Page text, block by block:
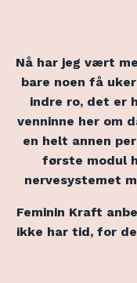
Nå har jeg vært
bare noen få
indre ro, det er
venninne her om
en helt annen
første modul
nervesystemet
Feminin Kraft
ikke har tid, for